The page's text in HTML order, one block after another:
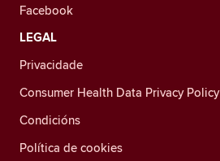
Facebook
LEGAL
Privacidade
Consumer Health Data Privacy Policy
Condicións
Política de cookies